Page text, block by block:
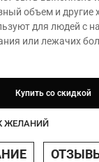
объем и другие
для людей с
или лежачих
Купить со скидкой
ЖЕЛАНИЙ